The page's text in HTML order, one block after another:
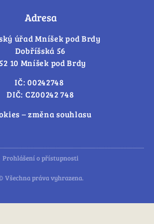
Adresa
úřad Mníšek pod Brdy
Dobříšská 56
10 Mníšek pod Brdy
IČ: 00242748
DIČ: CZ00242 748
– změna souhlasu
Prohlášení o přístupnosti
Všechna práva vyhrazena.